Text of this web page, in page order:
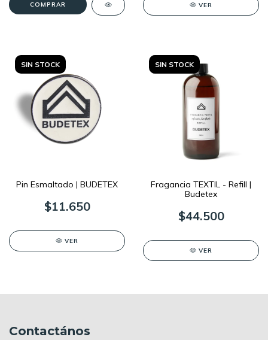
COMPRAR VER
SIN STOCK
Pin Esmaltado | BUDETEX
$11.650
VER
SIN STOCK
Fragancia TEXTIL - Refill |
Budetex
$44.500
VER
Contactános